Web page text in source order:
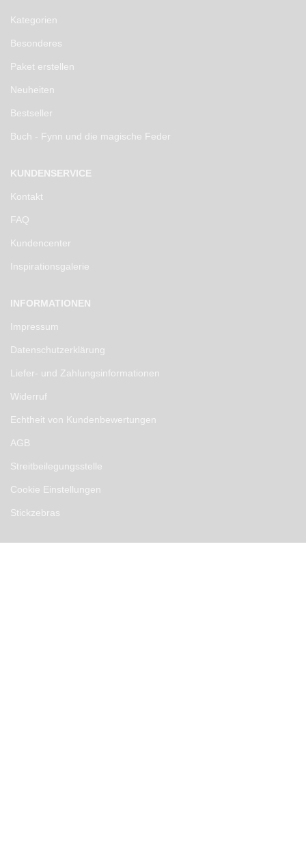
Kategorien
Besonderes
Paket erstellen
Neuheiten
Bestseller
Buch - Fynn und die magische Feder
KUNDENSERVICE
Kontakt
FAQ
Kundencenter
Inspirationsgalerie
INFORMATIONEN
Impressum
Datenschutzerklärung
Liefer- und Zahlungsinformationen
Widerruf
Echtheit von Kundenbewertungen
AGB
Streitbeilegungsstelle
Cookie Einstellungen
Stickzebras